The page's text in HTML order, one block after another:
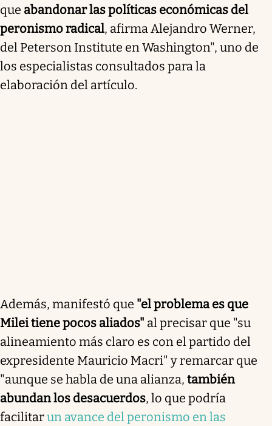
que abandonar las políticas económicas del
peronismo radical, afirma Alejandro Werner,
del Peterson Institute en Washington", uno de
los especialistas consultados para la
elaboración del artículo.
Además, manifestó que "el problema es que
Milei tiene pocos aliados" al precisar que "su
alineamiento más claro es con el partido del
expresidente Mauricio Macri" y remarcar que
"aunque se habla de una alianza, también
abundan los desacuerdos, lo que podría
facilitarun avance del peronismo en las